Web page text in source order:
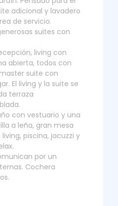
adicional y lavadero
de servicio.
suites con
living con
abierta, todos con
suite con
El living y la suite se
terraza
con vestuario y una
a leña, gran mesa
piscina, jacuzzi y
por un
Cochera